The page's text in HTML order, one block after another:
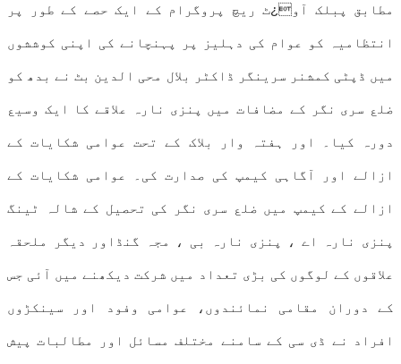
مطابق پبلک آو¿ٹ ریچ پروگرام کے ایک حصے کے طور پر
انتظامیہ کو عوام کی دہلیز پر پہنچانے کی اپنی کوششوں
میں ڈپٹی کمشنر سرینگر ڈاکٹر بلال محی الدین بٹ نے بدھ کو
ضلع سری نگر کے مضافات میں پنزی نارہ علاقے کا ایک وسیع
دورہ کیا۔ اور ہفتہ وار بلاک کے تحت عوامی شکایات کے
ازالے اور آگاہی کیمپ کی صدارت کی۔ عوامی شکایات کے
ازالے کے کیمپ میں ضلع سری نگر کی تحصیل کے شالہ ٹینگ
پنزی نارہ اے ، پنزی نارہ بی ، مجہ گنڈاور دیگر ملحقہ
علاقوں کے لوگوں کی بڑی تعداد میں شرکت دیکھنے میں آئی جس
کے دوران مقامی نمائندوں، عوامی وفود اور سینکڑوں
افراد نے ڈی سی کے سامنے مختلف مسائل اور مطالبات پیش